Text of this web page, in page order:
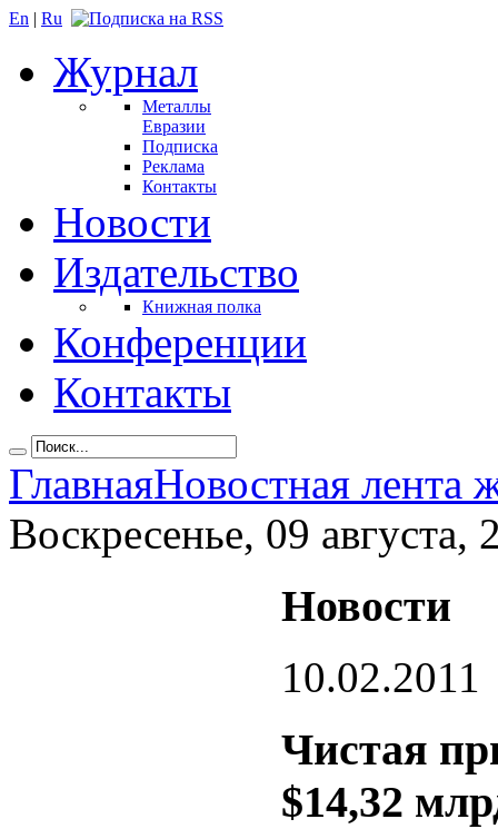
En | Ru
Журнал
Металлы
Евразии
Подписка
Реклама
Контакты
Новости
Издательство
Книжная полка
Конференции
Контакты
ГлавнаяНовостная лента
Воскресенье, 09 августа,
Новости
10.02.2011
Чистая
$14,32